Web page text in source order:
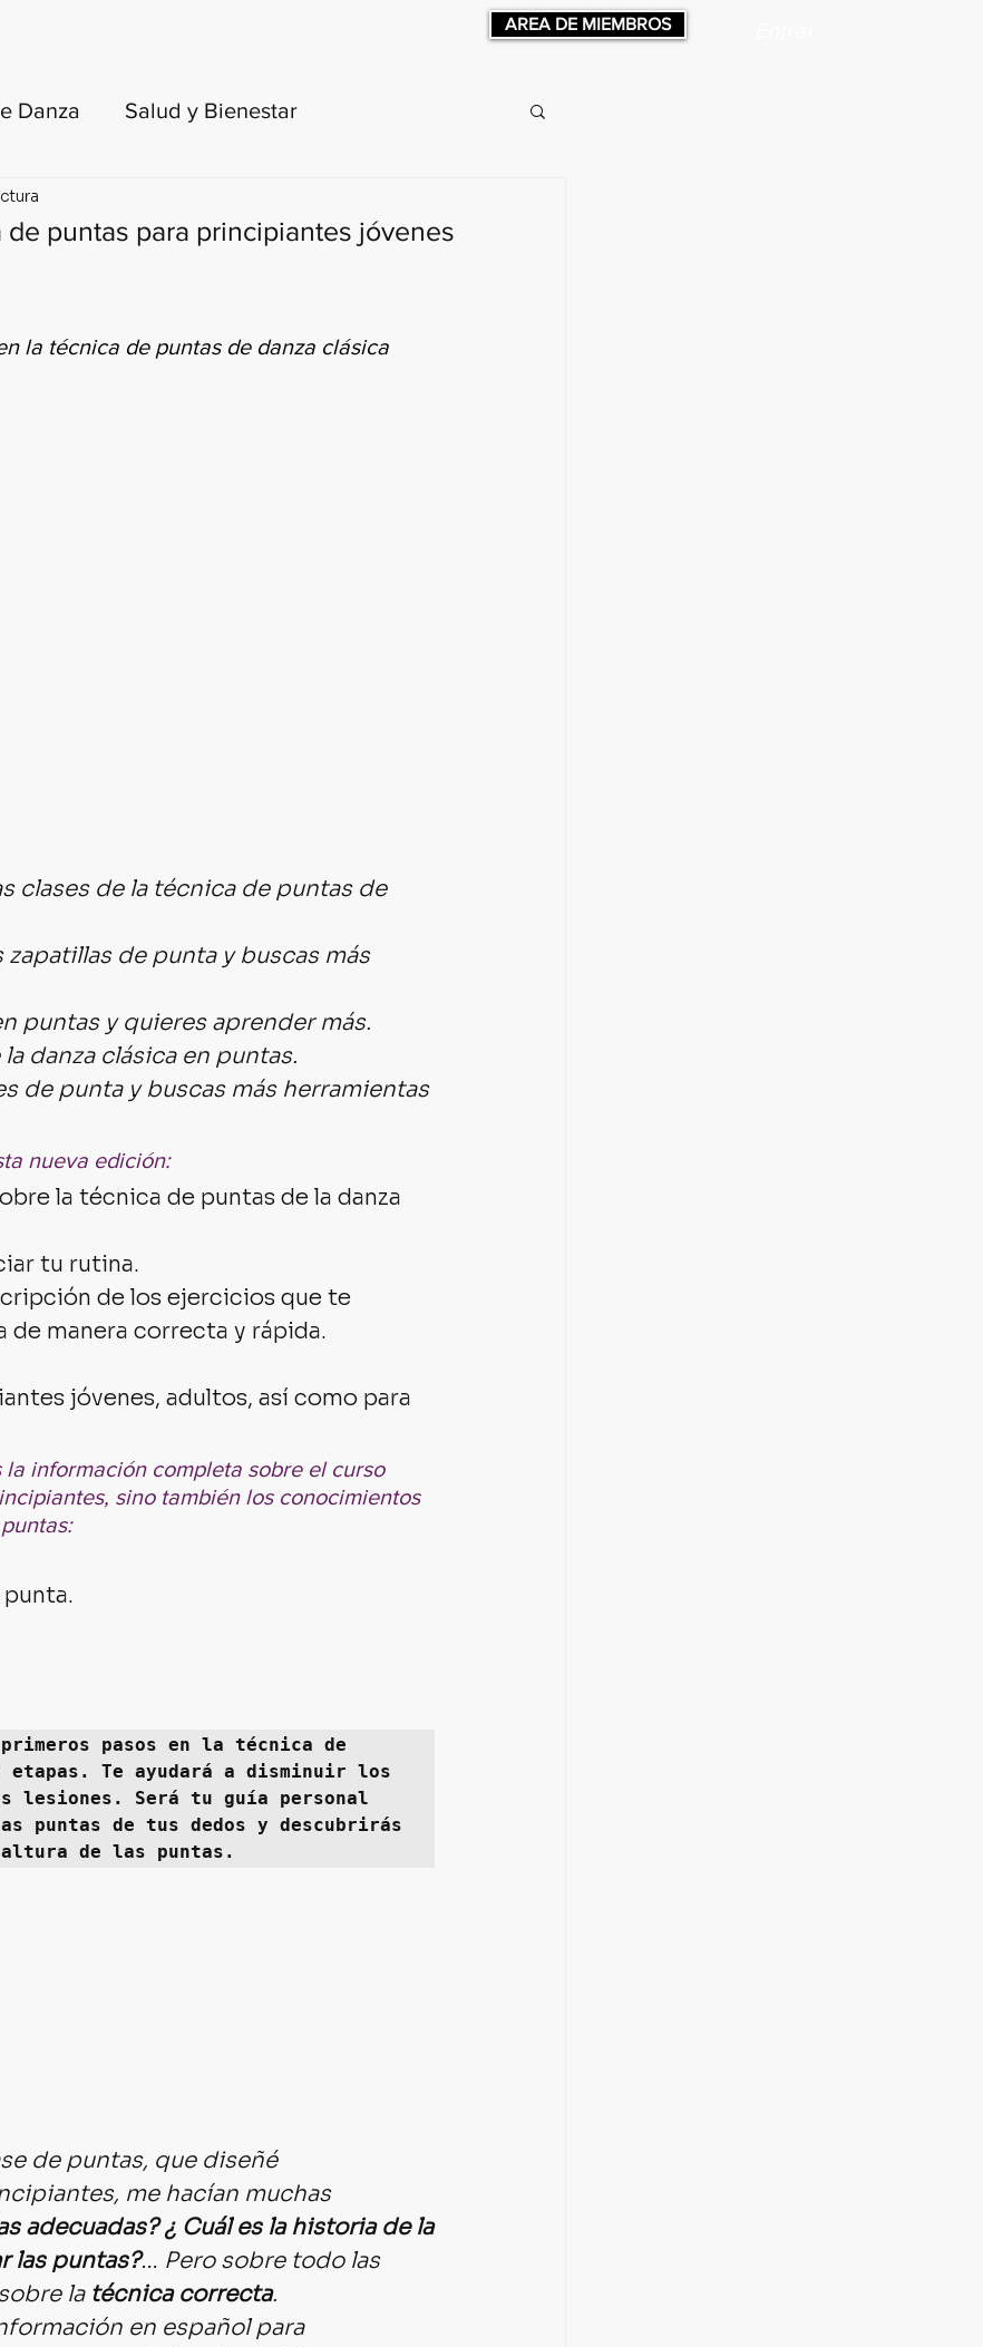
AREA DE MIEMBROS
Danza Salud y Bienestar
del ballet y de la danza
puntas para principiantes jóvenes
la técnica de puntas de danza clásica
clases de la técnica de puntas de
de punta y buscas más
puntas y quieres aprender más.
danza clásica en puntas.
de punta y buscas más herramientas
nueva edición:
la técnica de puntas de la danza
tu rutina.
de los ejercicios que te
de manera correcta y rápida.
jóvenes, adultos, así como para
información completa sobre el curso
sino también los conocimientos
pasos en la técnica de
Te ayudará a disminuir los
lesiones. Será tu guía personal
puntas de tus dedos y descubrirás
altura de las puntas.
de puntas, que diseñé
me hacían muchas
adecuadas? ¿ Cuál es la historia de la
las puntas?… Pero sobre todo las
la técnica correcta.
en español para